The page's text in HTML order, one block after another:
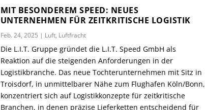
MIT BESONDEREM SPEED: NEUES
UNTERNEHMEN FÜR ZEITKRITISCHE LOGISTIK
Feb. 24, 2025 | Luft, Luftfracht
Die L.I.T. Gruppe gründet die L.I.T. Speed GmbH als
Reaktion auf die steigenden Anforderungen in der
Logistikbranche. Das neue Tochterunternehmen mit Sitz in
Troisdorf, in unmittelbarer Nähe zum Flughafen Köln/Bonn,
konzentriert sich auf Logistikkonzepte für zeitkritische
Branchen, in denen präzise Lieferketten entscheidend für